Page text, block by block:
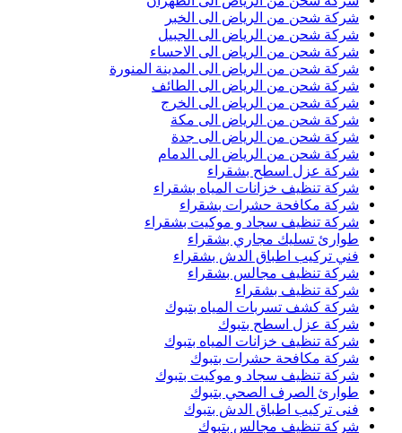
شركة شحن من الرياض الى الخبر
شركة شحن من الرياض الى الجبيل
شركة شحن من الرياض الى الاحساء
شركة شحن من الرياض الى المدينة المنورة
شركة شحن من الرياض الى الطائف
شركة شحن من الرياض الى الخرج
شركة شحن من الرياض الى مكة
شركة شحن من الرياض الى جدة
شركة شحن من الرياض الى الدمام
شركة عزل اسطح بشقراء
شركة تنظيف خزانات المياه بشقراء
شركة مكافحة حشرات بشقراء
شركة تنظيف سجاد و موكيت بشقراء
طوارئ تسليك مجاري بشقراء
فني تركيب اطباق الدش بشقراء
شركة تنظيف مجالس بشقراء
شركة تنظيف بشقراء
شركة كشف تسربات المياه بتبوك
شركة عزل اسطح بتبوك
شركة تنظيف خزانات المياه بتبوك
شركة مكافحة حشرات بتبوك
شركة تنظيف سجاد و موكيت بتبوك
طوارئ الصرف الصحي بتبوك
فنى تركيب اطباق الدش بتبوك
شركة تنظيف مجالس بتبوك